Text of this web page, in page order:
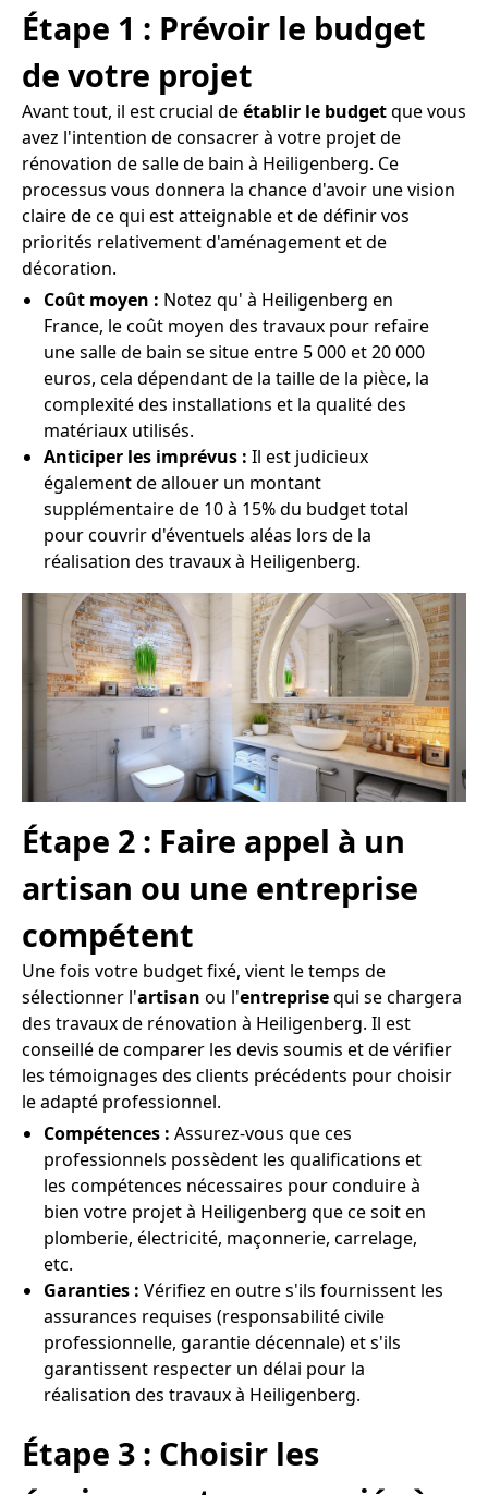
Étape 1 : Prévoir le budget
de votre projet
Avant tout, il est crucial deétablir le budgetque vous
avez l'intention de consacrer à votre projet de
rénovation de salle de bain à Heiligenberg. Ce
processus vous donnera la chance d'avoir une vision
claire de ce qui est atteignable et de définir vos
priorités relativement d'aménagement et de
décoration.
Coût moyen : Notez qu' à Heiligenberg en
France, le coût moyen des travaux pour refaire
une salle de bain se situe entre 5 000 et 20 000
euros, cela dépendant de la taille de la pièce, la
complexité des installations et la qualité des
matériaux utilisés.
Anticiper les imprévus : Il est judicieux
également de allouer un montant
supplémentaire de 10 à 15% du budget total
pour couvrir d'éventuels aléas lors de la
réalisation des travaux à Heiligenberg.
Étape 2 : Faire appel à un
artisan ou une entreprise
compétent
Une fois votre budget fixé, vient le temps de
sélectionner l'artisan ou l'entreprisequi se chargera
des travaux de rénovation à Heiligenberg. Il est
conseillé de comparer les devis soumis et de vérifier
les témoignages des clients précédents pour choisir
le adapté professionnel.
Compétences : Assurez-vous que ces
professionnels possèdent les qualifications et
les compétences nécessaires pour conduire à
bien votre projet à Heiligenberg que ce soit en
plomberie, électricité, maçonnerie, carrelage,
etc.
Garanties : Vérifiez en outre s'ils fournissent les
assurances requises (responsabilité civile
professionnelle, garantie décennale) et s'ils
garantissent respecter un délai pour la
réalisation des travaux à Heiligenberg.
Étape 3 : Choisir les